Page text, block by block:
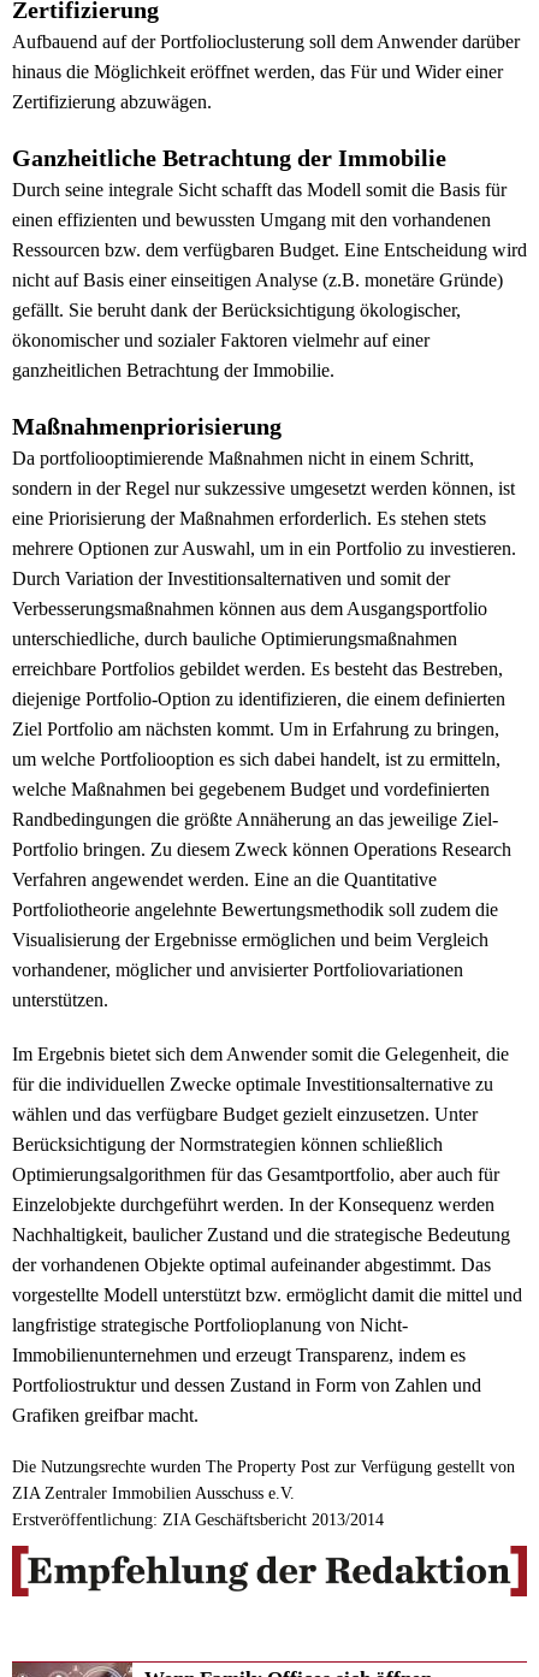
Zertifizierung
Aufbauend auf der Portfolioclusterung soll dem Anwender darüber
hinaus die Möglichkeit eröffnet werden, das Für und Wider einer
Zertifizierung abzuwägen.
Ganzheitliche Betrachtung der Immobilie
Durch seine integrale Sicht schafft das Modell somit die Basis für
einen effizienten und bewussten Umgang mit den vorhandenen
Ressourcen bzw. dem verfügbaren Budget. Eine Entscheidung wird
nicht auf Basis einer einseitigen Analyse (z.B. monetäre Gründe)
gefällt. Sie beruht dank der Berücksichtigung ökologischer,
ökonomischer und sozialer Faktoren vielmehr auf einer
ganzheitlichen Betrachtung der Immobilie.
Maßnahmenpriorisierung
Da portfoliooptimierende Maßnahmen nicht in einem Schritt,
sondern in der Regel nur sukzessive umgesetzt werden können, ist
eine Priorisierung der Maßnahmen erforderlich. Es stehen stets
mehrere Optionen zur Auswahl, um in ein Portfolio zu investieren.
Durch Variation der Investitionsalternativen und somit der
Verbesserungsmaßnahmen können aus dem Ausgangsportfolio
unterschiedliche, durch bauliche Optimierungsmaßnahmen
erreichbare Portfolios gebildet werden. Es besteht das Bestreben,
diejenige Portfolio-Option zu identifizieren, die einem definierten
Ziel Portfolio am nächsten kommt. Um in Erfahrung zu bringen,
um welche Portfoliooption es sich dabei handelt, ist zu ermitteln,
welche Maßnahmen bei gegebenem Budget und vordefinierten
Randbedingungen die größte Annäherung an das jeweilige Ziel-
Portfolio bringen. Zu diesem Zweck können Operations Research
Verfahren angewendet werden. Eine an die Quantitative
Portfoliotheorie angelehnte Bewertungsmethodik soll zudem die
Visualisierung der Ergebnisse ermöglichen und beim Vergleich
vorhandener, möglicher und anvisierter Portfoliovariationen
unterstützen.
Im Ergebnis bietet sich dem Anwender somit die Gelegenheit, die
für die individuellen Zwecke optimale Investitionsalternative zu
wählen und das verfügbare Budget gezielt einzusetzen. Unter
Berücksichtigung der Normstrategien können schließlich
Optimierungsalgorithmen für das Gesamtportfolio, aber auch für
Einzelobjekte durchgeführt werden. In der Konsequenz werden
Nachhaltigkeit, baulicher Zustand und die strategische Bedeutung
der vorhandenen Objekte optimal aufeinander abgestimmt. Das
vorgestellte Modell unterstützt bzw. ermöglicht damit die mittel und
langfristige strategische Portfolioplanung von Nicht-
Immobilienunternehmen und erzeugt Transparenz, indem es
Portfoliostruktur und dessen Zustand in Form von Zahlen und
Grafiken greifbar macht.
Die Nutzungsrechte wurden The Property Post zur Verfügung gestellt von
ZIA Zentraler Immobilien Ausschuss e.V.
Erstveröffentlichung: ZIA Geschäftsbericht 2013/2014